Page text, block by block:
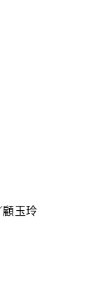
顧玉玲